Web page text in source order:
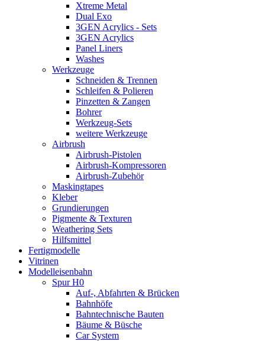
Xtreme Metal
Dual Exo
3GEN Acrylics - Sets
3GEN Acrylics
Panel Liners
Washes
Werkzeuge
Schneiden & Trennen
Schleifen & Polieren
Pinzetten & Zangen
Bohrer
Werkzeug-Sets
weitere Werkzeuge
Airbrush
Airbrush-Pistolen
Airbrush-Kompressoren
Airbrush-Zubehör
Maskingtapes
Kleber
Grundierungen
Pigmente & Texturen
Weathering Sets
Hilfsmittel
Fertigmodelle
Vitrinen
Modelleisenbahn
Spur H0
Auf-, Abfahrten & Brücken
Bahnhöfe
Bahntechnische Bauten
Bäume & Büsche
Car System